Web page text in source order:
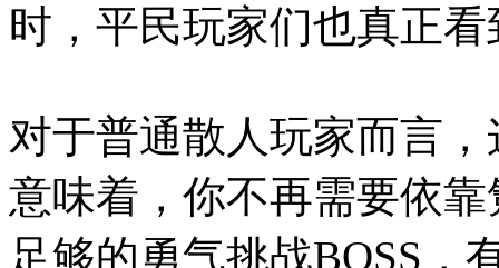
时，平民玩家们也真正
对于普通散人玩家而言
意味着，你不再需要依
足够的勇气挑战BOSS，